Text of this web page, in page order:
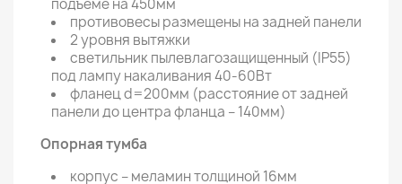
подъеме на 450мм
противовесы размещены на задней панели
2 уровня вытяжки
светильник пылевлагозащищенный (IP55)
под лампу накаливания 40-60Вт
фланец d=200мм (расстояние от задней
панели до центра фланца – 140мм)
Опорная тумба
корпус – меламин толщиной 16мм